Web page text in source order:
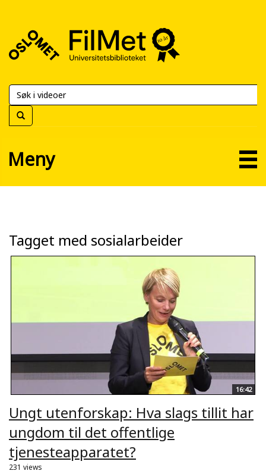
FilMet
Universitetsbiblioteket
Meny
Tagget med sosialarbeider
16:42
Ungt utenforskap: Hva slags tillit har
ungdom til det offentlige
tjenesteapparatet?
231 views